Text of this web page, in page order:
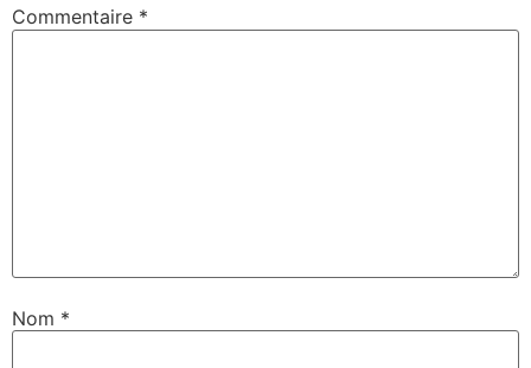
Commentaire *
Nom *